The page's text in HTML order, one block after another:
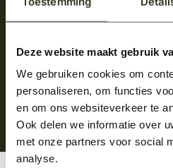
Deze website maakt gebruik
We gebruiken cookies om
personaliseren, om functies
en om ons websiteverkeer te
Ook delen we informatie over
met onze partners voor social
analyse.